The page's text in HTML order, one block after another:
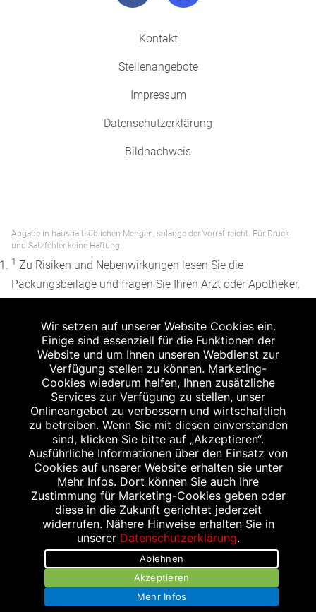
Kontakt
Stellenangebote
Impressum
Datenschutzerklärung
Bildnachweis
Abgabe in haushaltsüblichen Mengen, solange der Vorrat reicht. Für Druck-
und Satzfehler keine Haftung.
1 Zu Risiken und Nebenwirkungen lesen Sie die
Packungsbeilage und fragen Sie Ihren Arzt oder Apotheker.
Apothekenerstattungspreis (AEP). Der AEP ist keine
unverbindliche Preisempfehlung der Hersteller. Der AEP ist
ein von den Apotheken in Ansatz gebrachter Preis für
rezeptfreie Arzneimittel. Er entspricht in der Höhe dem für
Apotheken verbindlichen Abgabepreis, zu dem eine
Apotheke in bestimmten Fällen (z.B. bei Kindern unter 12
Jahren) das Produkt mit der gesetzlichen
Krankenversicherung abrechnet. Der AEP ist der allgemeine
Erstattungspreis im Falle einer Kostenübernahme durch die
gesetzlichen Krankenkassen, vor Abzug eines
Zwangsrabattes (zur Zeit 5%) nach §130 Abs. 1 SGB V.
Unverbindliche Preisempfehlung des Herstellers (UVP).
powered by apovena.de
Wir setzen auf unserer Website Cookies ein.
Einige sind essenziell für die Funktionen der
Website und um Ihnen unseren Webdienst zur
Verfügung stellen zu können. Marketing-
Cookies wiederum helfen, Ihnen zusätzliche
Services zur Verfügung zu stellen, unser
Onlineangebot zu verbessern und wirtschaftlich
zu betreiben. Wenn Sie mit diesen einverstanden
sind, klicken Sie bitte auf „Akzeptieren“.
Ausführliche Informationen über den Einsatz von
Cookies auf unserer Website erhalten sie unter
Mehr Infos. Dort können Sie auch Ihre
Zustimmung für Marketing-Cookies geben oder
diese in die Zukunft gerichtet jederzeit
widerrufen. Nähere Hinweise erhalten Sie in
unserer Datenschutzerklärung.
Ablehnen
Akzeptieren
Mehr Infos